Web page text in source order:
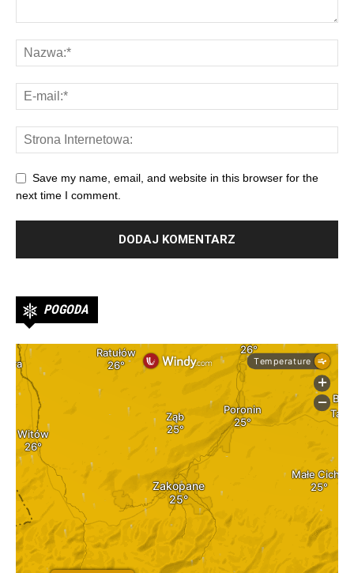
Save my name, email, and website in this browser for the
next time I comment.
POGODA